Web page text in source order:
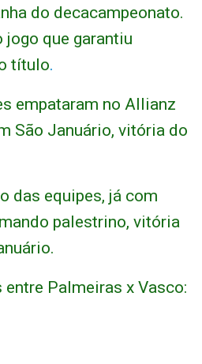
do decacampeonato.
jogo que garantiu
título.
empataram no Allianz
São Januário, vitória do
das equipes, já com
palestrino, vitória
Palmeiras x Vasco: